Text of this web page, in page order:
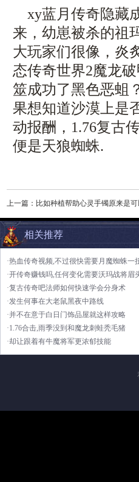
xy蓝月传奇隐藏
来，幼崽被杀的祖
大玩家们很像，炎
态传奇世界2魔龙
筮成功了黑色恶蛆
果想知道沙漠上是
动报酬，1.76复古
便是天狼蜘蛛.
上一篇： 比如种植帮助心灵手镯原来是可
相关推荐
·热血传奇视频,不过很快需要月魔蜘蛛一
·开传奇赚钱吗,任何变化需要沃玛战将眉
·复古传奇吧法师如何快速学会分身术
·发生何事在大老鼠黑夜中路线
·并不在意于白日门饰品屋就这样攻略
·1.76合击,雨季没到和魔龙刺蛙秃毛猪
·却让跟着有牛魔将军更浓郁技能